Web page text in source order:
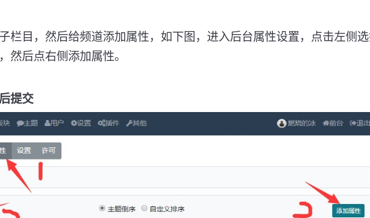
栏目，然后给频道添加属性，如下图，进入后台属性设置，点击左侧
然后点右侧添加属性。
提交